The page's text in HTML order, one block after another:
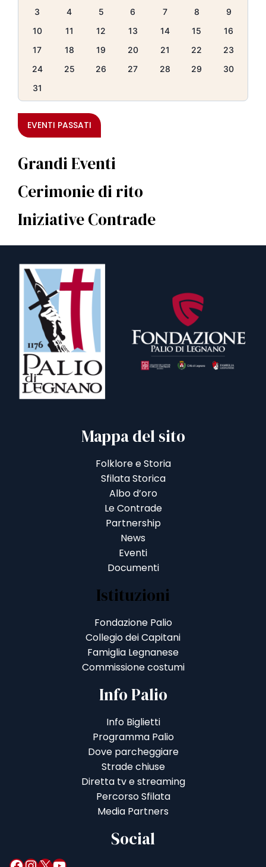
3
4 5 6 7 8
9
10
11 12 13 14 15
16
17
18 19 20 21 22
23
24
25 26 27 28 29
30
31
EVENTI PASSATI
Grandi Eventi
Cerimonie di rito
Iniziative Contrade
Mappa del sito
Folklore e Storia
Sfilata Storica
Albo d’oro
Le Contrade
Partnership
News
Eventi
Documenti
Istituzioni
Fondazione Palio
Collegio dei Capitani
Famiglia Legnanese
Commissione costumi
Info Palio
Info Biglietti
Programma Palio
Dove parcheggiare
Strade chiuse
Diretta tv e streaming
Percorso Sfilata
Media Partners
Social